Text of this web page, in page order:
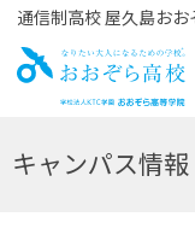
通信制高校 屋久島お
お
キャンパス情報